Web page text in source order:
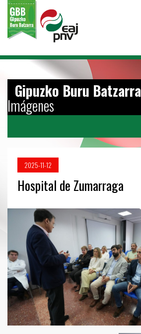
Gipuzko Buru Batzarra
Imágenes
2025-11-12
Hospital de Zumarraga